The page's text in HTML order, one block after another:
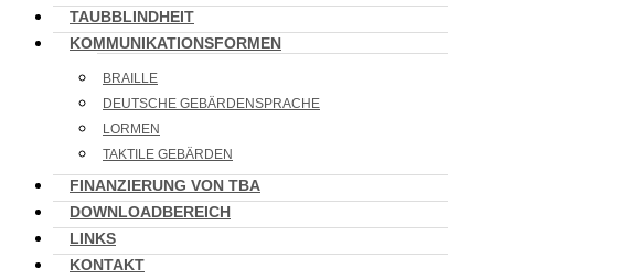
TAUBBLINDHEIT
KOMMUNIKATIONSFORMEN
BRAILLE
DEUTSCHE GEBÄRDENSPRACHE
LORMEN
TAKTILE GEBÄRDEN
FINANZIERUNG VON TBA
DOWNLOADBEREICH
LINKS
KONTAKT